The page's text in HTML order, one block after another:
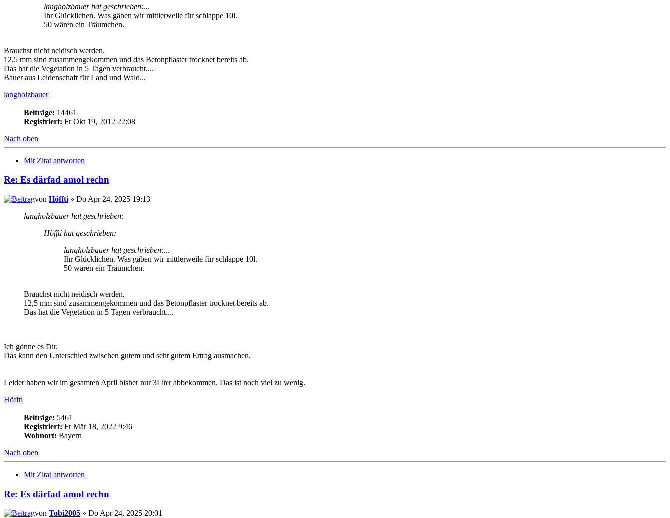
langholzbauer hat geschrieben:...
Ihr Glücklichen. Was gäben wir mittlerweile für schlappe 10l.
50 wären ein Träumchen.
Brauchst nicht neidisch werden.
12,5 mm sind zusammengekommen und das Betonpflaster trocknet bereits ab.
Das hat die Vegetation in 5 Tagen verbraucht....
Bauer aus Leidenschaft für Land und Wald...
langholzbauer
Beiträge: 14461
Registriert: Fr Okt 19, 2012 22:08
Nach oben
Mit Zitat antworten
Re: Es därfad amol rechn
von Höffti » Do Apr 24, 2025 19:13
langholzbauer hat geschrieben:
Höffti hat geschrieben:
langholzbauer hat geschrieben:...
Ihr Glücklichen. Was gäben wir mittlerweile für schlappe 10l.
50 wären ein Träumchen.
Brauchst nicht neidisch werden.
12,5 mm sind zusammengekommen und das Betonpflaster trocknet bereits ab.
Das hat die Vegetation in 5 Tagen verbraucht....
Ich gönne es Dir.
Das kann den Unterschied zwischen gutem und sehr gutem Ertrag ausmachen.
Leider haben wir im gesamten April bisher nur 3Liter abbekommen. Das ist noch viel zu wenig.
Höffti
Beiträge: 5461
Registriert: Fr Mär 18, 2022 9:46
Wohnort: Bayern
Nach oben
Mit Zitat antworten
Re: Es därfad amol rechn
von Tobi2005 » Do Apr 24, 2025 20:01